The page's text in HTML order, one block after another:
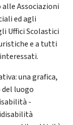
Associazioni
ed agli
Uffici Scolastici
e a tutti
una grafica,
luogo
-